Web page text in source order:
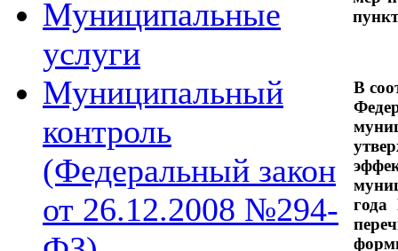
Муниципальные
услуги
Муниципальный
контроль
(Федеральный закон
от 26.12.2008 №294-
В